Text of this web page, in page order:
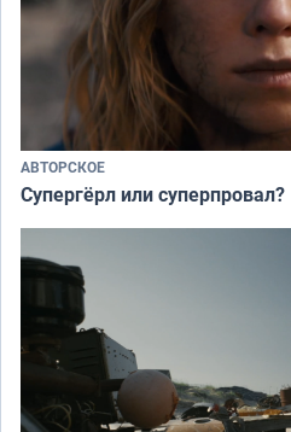
АВТОРСКОЕ
Супергёрл или суперпровал?